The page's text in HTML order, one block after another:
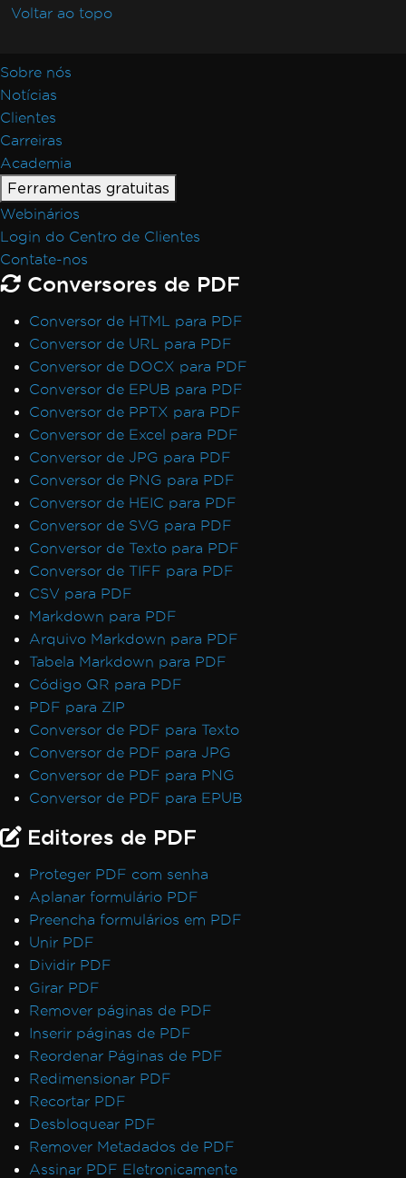
Voltar ao topo
Sobre nós
Notícias
Clientes
Carreiras
Academia
Ferramentas gratuitas
Webinários
Login do Centro de Clientes
Contate-nos
Conversores de PDF
Conversor de HTML para PDF
Conversor de URL para PDF
Conversor de DOCX para PDF
Conversor de EPUB para PDF
Conversor de PPTX para PDF
Conversor de Excel para PDF
Conversor de JPG para PDF
Conversor de PNG para PDF
Conversor de HEIC para PDF
Conversor de SVG para PDF
Conversor de Texto para PDF
Conversor de TIFF para PDF
CSV para PDF
Markdown para PDF
Arquivo Markdown para PDF
Tabela Markdown para PDF
Código QR para PDF
PDF para ZIP
Conversor de PDF para Texto
Conversor de PDF para JPG
Conversor de PDF para PNG
Conversor de PDF para EPUB
Editores de PDF
Proteger PDF com senha
Aplanar formulário PDF
Preencha formulários em PDF
Unir PDF
Dividir PDF
Girar PDF
Remover páginas de PDF
Inserir páginas de PDF
Reordenar Páginas de PDF
Redimensionar PDF
Recortar PDF
Desbloquear PDF
Remover Metadados de PDF
Assinar PDF Eletronicamente